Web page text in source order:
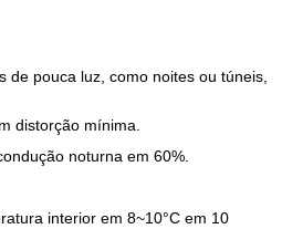
pouca luz, como noites ou túneis,
distorção mínima.
noturna em 60%.
interior em 8~10°C em 10